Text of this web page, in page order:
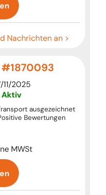
Nachrichten an >
11/2025
Aktiv
ausgezeichnet
Bewertungen
MWSt